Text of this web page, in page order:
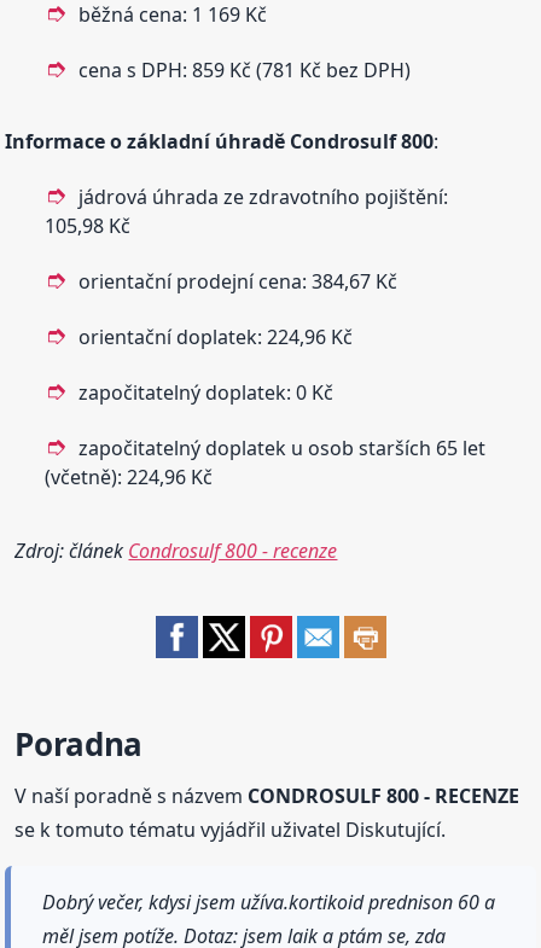
běžná cena: 1 169 Kč
cena s DPH: 859 Kč (781 Kč bez DPH)
Informace o základní úhradě Condrosulf800:
jádrová úhrada ze zdravotního pojištění:
105,98 Kč
orientační prodejní cena: 384,67 Kč
orientační doplatek: 224,96 Kč
započitatelný doplatek: 0 Kč
započitatelný doplatek u osob starších 65 let
(včetně): 224,96 Kč
Zdroj: článek Condrosulf 800 - recenze
Poradna
V naší poradně s názvem CONDROSULF 800 - RECENZE
se k tomuto tématu vyjádřil uživatel Diskutující.
Dobrý večer, kdysi jsem užíva.kortikoid prednison 60 a
měl jsem potíže. Dotaz: jsem laik a ptám se, zda